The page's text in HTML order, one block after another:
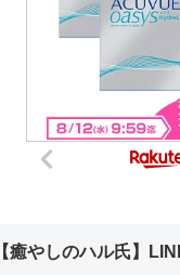
【癒やしのハル氏】